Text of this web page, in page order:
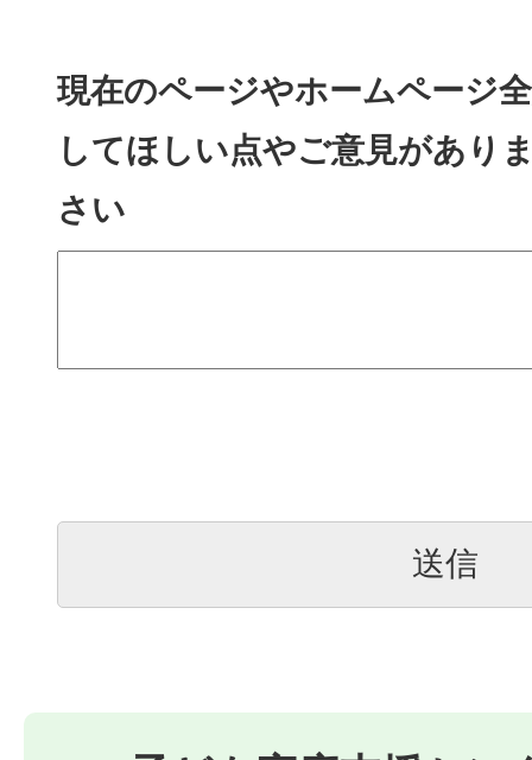
現在のページやホームページ
してほしい点やご意見があり
さい